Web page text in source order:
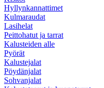
Hyllynkannattimet
Kulmaraudat
Lasihelat
Peittohatut ja tarrat
Kalusteiden alle
Pyörät
Kalustejalat
Pöydänjalat
Sohvanjalat